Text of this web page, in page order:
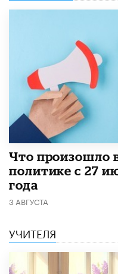
​Что произошло
политике с 27
года
3 АВГУСТА
УЧИТЕЛЯ